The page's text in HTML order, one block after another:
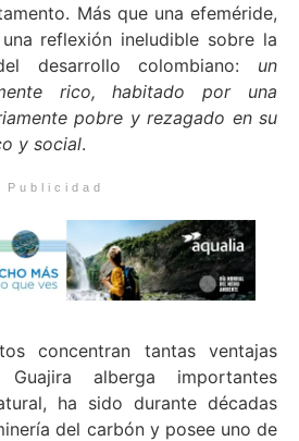
Más que una efeméride,
reflexión ineludible sobre la
desarrollo colombiano: un
rico, habitado por una
pobre y rezagado en su
y social.
Publicidad
concentran tantas ventajas
alberga importantes
ha sido durante décadas
del carbón y posee uno de